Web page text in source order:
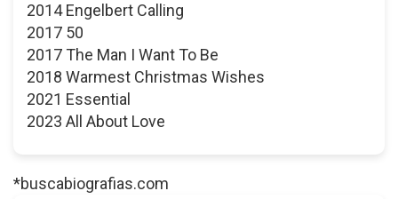
2014 Engelbert Calling
2017 50
2017 The Man I Want To Be
2018 Warmest Christmas Wishes
2021 Essential
2023 All About Love
*buscabiografias.com